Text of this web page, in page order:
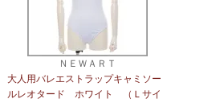
ＮＥＷＡＲＴ
大人用バレエストラップキャミソー
ルレオタード ホワイト （Ｌサイ